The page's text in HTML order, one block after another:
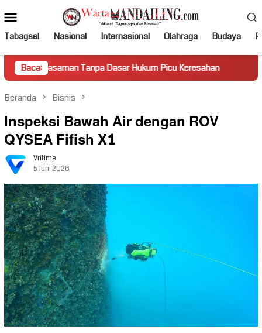
ke
kontenMobile
Tabagsel Nasional Internasional Olahraga Budaya
Baca:Tanpa Dasar Hukum Picu Keresahan Truk Miring
Beranda Bisnis
Inspeksi Bawah Air dengan ROV
QYSEA Fifish X1
Vritime
5 Juni 2026